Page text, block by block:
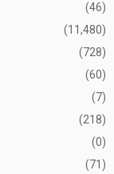
(46)
(11,480)
(728)
(60)
(7)
(218)
(0)
(71)